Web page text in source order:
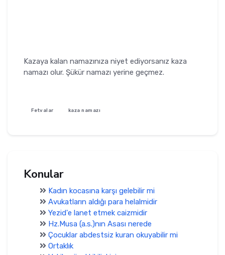
Kazaya kalan namazınıza niyet ediyorsanız kaza
namazı olur. Şükür namazı yerine geçmez.
Fetvalar kaza namazı
Konular
Kadın kocasına karşı gelebilir mi
Avukatların aldığı para helalmidir
Yezid'e lanet etmek caizmidir
Hz.Musa (a.s.)nın Asası nerede
Çocuklar abdestsiz kuran okuyabilir mi
Ortaklık